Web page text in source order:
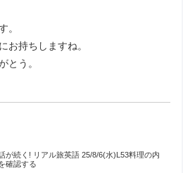
。
お持ちしますね。
とう。
が続く! リアル旅英語 25/8/6(水)L53料理の内
確認する